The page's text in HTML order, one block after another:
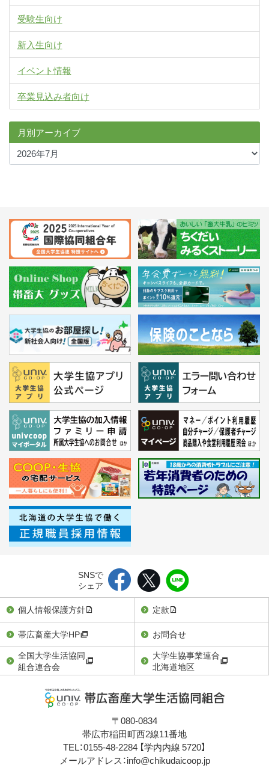
受験生向け
新入生向け
イベント情報
卒業見込み者向け
月別アーカイブ
SNSで
シェア
個人情報保護方針
定款
帯広畜産大学HP
お問合せ
全国大学生活協同
組合連合会
大学生協事業連合
北海道地区
〒080-0834
帯広市稲田町西2線11番地
TEL：0155-48-2284 【学内内線 5720】
メールアドレス：info@chikudaicoop.jp